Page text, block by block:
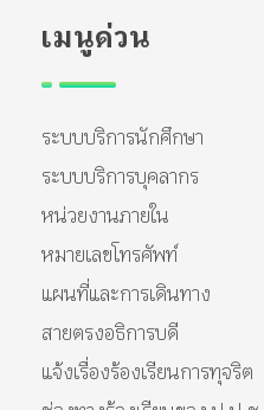
เมนูด่วน
ระบบบริการนักศึกษา
ระบบบริการบุคลากร
หน่วยงานภายใน
หมายเลขโทรศัพท์
แผนที่และการเดินทาง
สายตรงอธิการบดี
แจ้งเรื่องร้องเรียนการทุจริต